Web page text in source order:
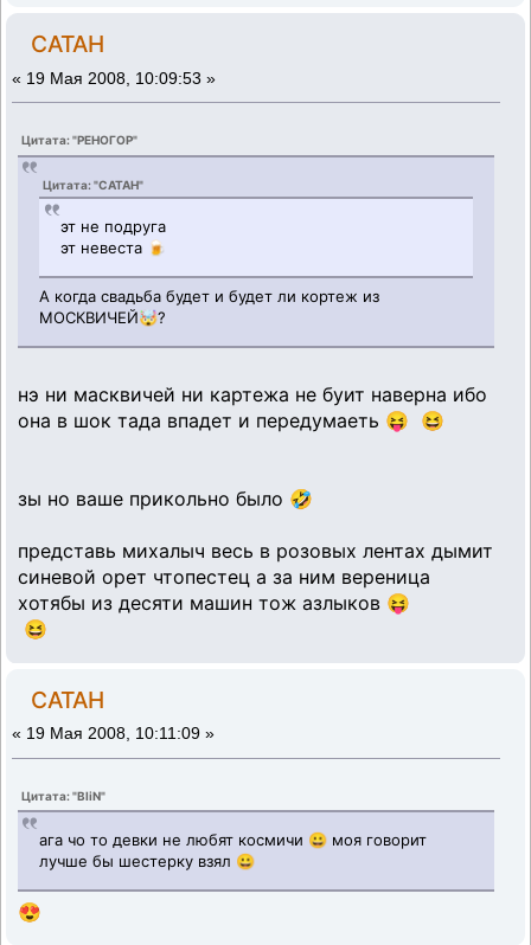
CATAH
« 19 Мая 2008, 10:09:53 »
Цитата: "РЕНОГОР"
Цитата: "CATAH"
эт не подруга
эт невеста 🍺
А когда свадьба будет и будет ли кортеж из
МОСКВИЧЕЙ🤯?
нэ ни масквичей ни картежа не буит наверна ибо
она в шок тада впадет и передумаеть 😝 😆
зы но ваше прикольно было 🤣
представь михалыч весь в розовых лентах дымит
синевой орет чтопестец а за ним вереница
хотябы из десяти машин тож азлыков 😝
😆
CATAH
« 19 Мая 2008, 10:11:09 »
Цитата: "BliN"
ага чо то девки не любят космичи 😀 моя говорит
лучше бы шестерку взял 😀
😍